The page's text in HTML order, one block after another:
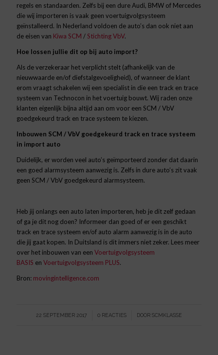
regels en standaarden. Zelfs bij een dure Audi, BMW of Mercedes
die wij importeren is vaak geen voertuigvolgsysteem
geïnstalleerd. In Nederland voldoen de auto’s dan ook niet aan
de eisen van Kiwa SCM /Stichting VbV.
Hoe lossen jullie dit op bij auto import?
Als de verzekeraar het verplicht stelt(afhankelijk van de
nieuwwaarde en/of diefstalgevoeligheid), of wanneer de klant
erom vraagt schakelen wij een specialist in die een track en trace
systeem van Technocon in het voertuig bouwt. Wij raden onze
klanten eigenlijk bijna altijd aan om voor een SCM / VbV
goedgekeurd track en trace systeem te kiezen.
Inbouwen SCM / VbV goedgekeurd track en trace systeem
in import auto
Duidelijk, er worden veel auto’s geïmporteerd zonder dat daarin
een goed alarmsysteem aanwezig is. Zelfs in dure auto’s zit vaak
geen SCM / VbV goedgekeurd alarmsysteem.
Heb jij onlangs een auto laten importeren, heb je dit zelf gedaan
of ga je dit nog doen? Informeer dan goed of er een geschikt
track en trace systeem en/of auto alarm aanwezig is in de auto
die jij gaat kopen. In Duitsland is dit immers niet zeker. Lees meer
over het inbouwen van een Voertuigvolgsysteem
BASIS en Voertuigvolgsysteem PLUS.
Bron: movingintelligence.com
22 SEPTEMBER 2017
/ 0 REACTIES
/ DOOR SCMKLASSE